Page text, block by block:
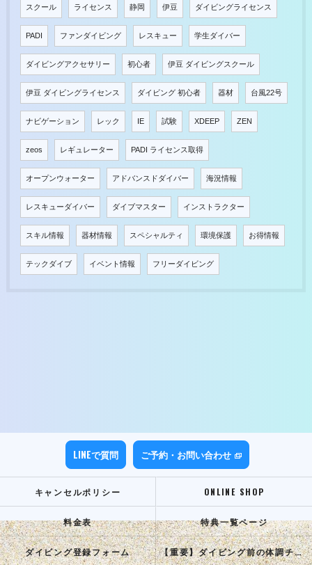
スクール ライセンス 静岡 伊豆 ダイビングライセンス
PADI ファンダイビング レスキュー 学生ダイバー
ダイビングアクセサリー 初心者 伊豆 ダイビングスクール
伊豆 ダイビングライセンス ダイビング 初心者 器材 台風22号
ナビゲーション レック IE 試験 XDEEP ZEN
zeos レギュレーター PADI ライセンス取得
オープンウォーター アドバンスドダイバー 海況情報
レスキューダイバー ダイブマスター インストラクター
スキル情報 器材情報 スペシャルティ 環境保護 お得情報
テックダイブ イベント情報 フリーダイビング
LINEで質問 ご予約・お問い合わせ
キャンセルポリシー ONLINE SHOP
料金表 特典一覧ページ
ダイビング登録フォーム 【重要】ダイビング前の体調チェック